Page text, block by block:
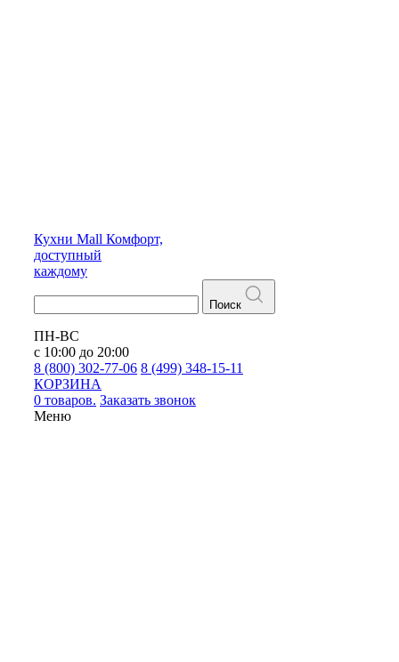
Кухни Mall Комфорт,
доступный
каждому
Поиск
ПН-ВС
с 10:00 до 20:00
8 (800) 302-77-06 8 (499) 348-15-11
КОРЗИНА
0 товаров. Заказать звонок
Меню